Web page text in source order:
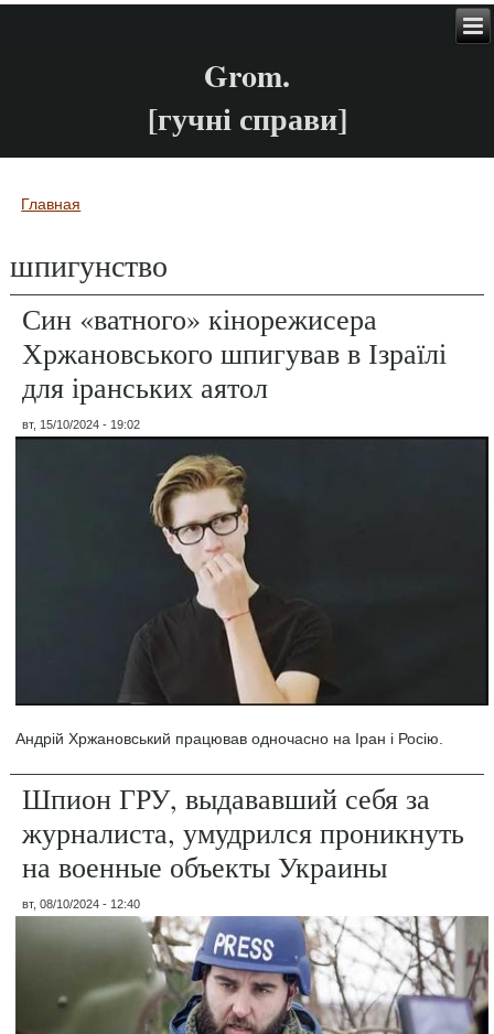
Grom.
[гучні справи]
Вы здесь
Главная
шпигунство
Син «ватного» кінорежисера
Хржановського шпигував в Ізраїлі
для іранських аятол
вт, 15/10/2024 - 19:02
Андрій Хржановський працював одночасно на Іран і Росію.
Шпион ГРУ, выдававший себя за
журналиста, умудрился проникнуть
на военные объекты Украины
вт, 08/10/2024 - 12:40